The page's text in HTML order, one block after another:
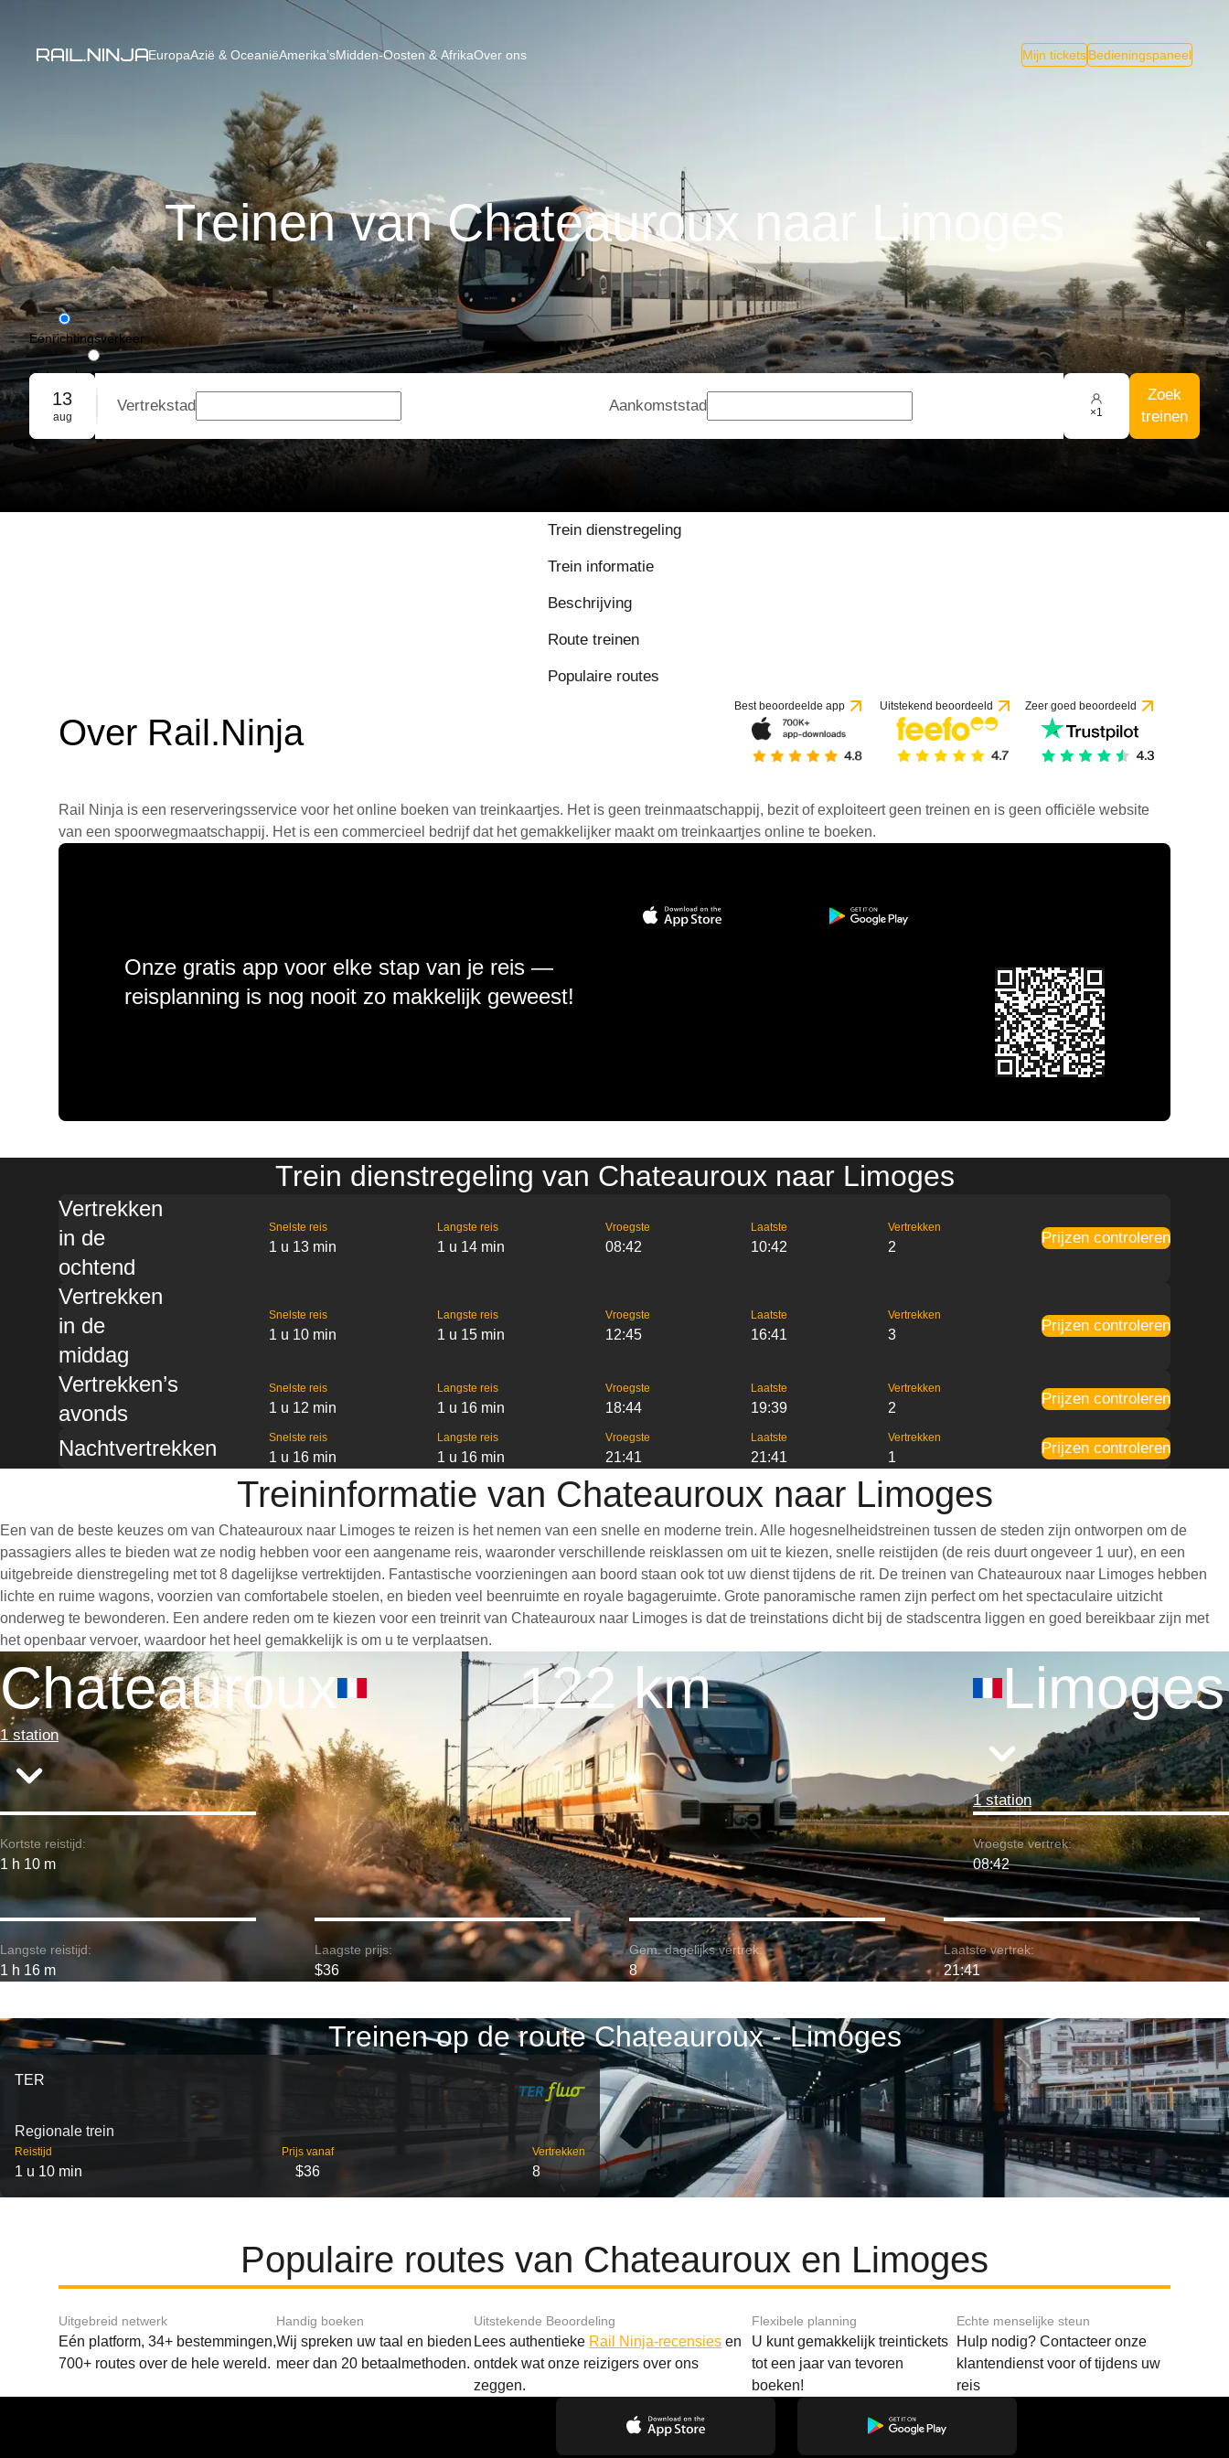
EuropaAzië & OceaniëAmerika’sMidden-Oosten & AfrikaOver ons Mijn ticketsBedieningspaneel
Treinen van Chateauroux naar Limoges
Eénrichtingsverkeer
Retourvlucht
Groepsreservering
13
aug
Vertrekstad Aankomststad ×1
Zoek
treinen
Trein dienstregeling
Trein informatie
Beschrijving
Route treinen
Populaire routes
Over Rail.Ninja
Best beoordeelde app Uitstekend beoordeeld Zeer goed beoordeeld
Rail Ninja is een reserveringsservice voor het online boeken van treinkaartjes. Het is geen treinmaatschappij, bezit of exploiteert geen treinen en is geen officiële website
van een spoorwegmaatschappij. Het is een commercieel bedrijf dat het gemakkelijker maakt om treinkaartjes online te boeken.
Onze gratis app voor elke stap van je reis —
reisplanning is nog nooit zo makkelijk geweest!
Trein dienstregeling van Chateauroux naar Limoges
Vertrekken
in de
ochtend
Snelste reis
1 u 13 min
Langste reis
1 u 14 min
Vroegste
08:42
Laatste
10:42
Vertrekken
2
Prijzen controleren
Vertrekken
in de
middag
Snelste reis
1 u 10 min
Langste reis
1 u 15 min
Vroegste
12:45
Laatste
16:41
Vertrekken
3
Prijzen controleren
Vertrekken’s
avonds
Snelste reis
1 u 12 min
Langste reis
1 u 16 min
Vroegste
18:44
Laatste
19:39
Vertrekken
2
Prijzen controleren
Nachtvertrekken Snelste reis
1 u 16 min
Langste reis
1 u 16 min
Vroegste
21:41
Laatste
21:41
Vertrekken
1
Prijzen controleren
Treininformatie van Chateauroux naar Limoges
Een van de beste keuzes om van Chateauroux naar Limoges te reizen is het nemen van een snelle en moderne trein. Alle hogesnelheidstreinen tussen de steden zijn ontworpen om de
passagiers alles te bieden wat ze nodig hebben voor een aangename reis, waaronder verschillende reisklassen om uit te kiezen, snelle reistijden (de reis duurt ongeveer 1 uur), en een
uitgebreide dienstregeling met tot 8 dagelijkse vertrektijden. Fantastische voorzieningen aan boord staan ook tot uw dienst tijdens de rit. De treinen van Chateauroux naar Limoges hebben
lichte en ruime wagons, voorzien van comfortabele stoelen, en bieden veel beenruimte en royale bagageruimte. Grote panoramische ramen zijn perfect om het spectaculaire uitzicht
onderweg te bewonderen. Een andere reden om te kiezen voor een treinrit van Chateauroux naar Limoges is dat de treinstations dicht bij de stadscentra liggen en goed bereikbaar zijn met
het openbaar vervoer, waardoor het heel gemakkelijk is om u te verplaatsen.
Chateauroux
1 station
122 km Limoges
1 station
Kortste reistijd:
1 h 10 m
Vroegste vertrek:
08:42
Langste reistijd:
1 h 16 m
Laagste prijs:
$36
Gem. dagelijks vertrek:
8
Laatste vertrek:
21:41
Treinen op de route Chateauroux - Limoges
TER
Regionale trein
Reistijd
1 u 10 min
Prijs vanaf
$36
Vertrekken
8
Populaire routes van Chateauroux en Limoges
9 / 10 op basis van 1 beoordeling
Uitgebreid netwerk
Eén platform, 34+ bestemmingen,
700+ routes over de hele wereld.
Handig boeken
Wij spreken uw taal en bieden
meer dan 20 betaalmethoden.
Uitstekende Beoordeling
Lees authentieke Rail Ninja-recensies en
ontdek wat onze reizigers over ons
zeggen.
Flexibele planning
U kunt gemakkelijk treintickets
tot een jaar van tevoren
boeken!
Echte menselijke steun
Hulp nodig? Contacteer onze
klantendienst voor of tijdens uw
reis